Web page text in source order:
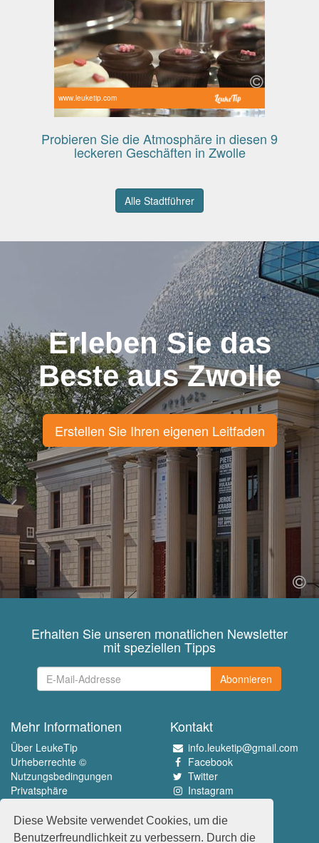
Diese Website verwendet Cookies, um die
Benutzerfreundlichkeit zu verbessern. Durch die
www.leuketip.com
Probieren Sie die Atmosphäre in diesen 9
leckeren Geschäften in Zwolle
Alle Stadtführer
Erleben Sie das
Beste aus Zwolle
Erstellen Sie Ihren eigenen Leitfaden
Erhalten Sie unseren monatlichen Newsletter
mit speziellen Tipps
Abonnieren
Mehr Informationen
Über LeukeTip
Urheberrechte ©
Nutzungsbedingungen
Privatsphäre
Kontakt
info.leuketip@gmail.com
Facebook
Twitter
Instagram
Erleben Sie das Beste